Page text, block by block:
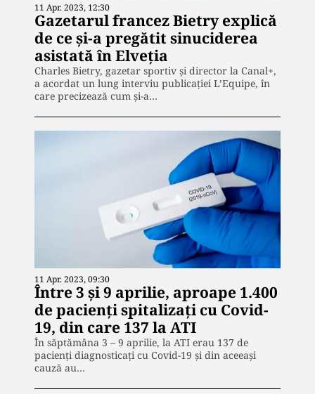
11 Apr. 2023, 12:30
Gazetarul francez Bietry explică
de ce și-a pregătit sinuciderea
asistată în Elveția
Charles Bietry, gazetar sportiv și director la Canal+,
a acordat un lung interviu publicației L’Equipe, în
care precizează cum și-a…
11 Apr. 2023, 09:30
Între 3 și 9 aprilie, aproape 1.400
de pacienți spitalizați cu Covid-
19, din care 137 la ATI
În săptămâna 3 – 9 aprilie, la ATI erau 137 de
pacienți diagnosticați cu Covid-19 și din aceeași
cauză au…